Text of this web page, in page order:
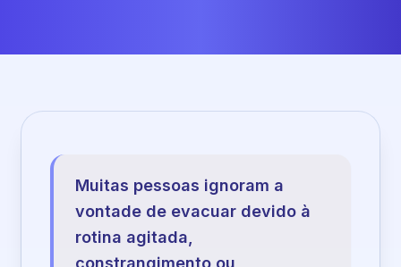
Muitas pessoas ignoram a
vontade de evacuar devido à
rotina agitada,
constrangimento ou